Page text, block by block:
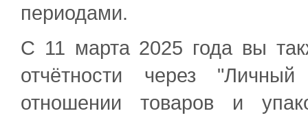
периодами.
С 11 марта 2025 года вы
отчётности через
отношении товаров и